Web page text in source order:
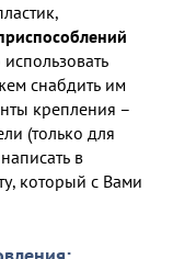
снабдить им
крепления –
(только для
в
который с Вами